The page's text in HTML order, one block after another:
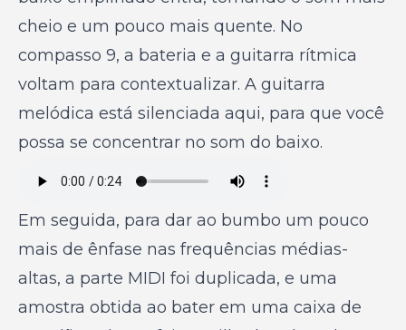
cheio e um pouco mais quente. No
compasso 9, a bateria e a guitarra rítmica
voltam para contextualizar. A guitarra
melódica está silenciada aqui, para que você
possa se concentrar no som do baixo.
Em seguida, para dar ao bumbo um pouco
mais de ênfase nas frequências médias-
altas, a parte MIDI foi duplicada, e uma
amostra obtida ao bater em uma caixa de